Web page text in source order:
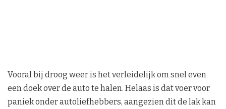
Vooral bij droog weer is het verleidelijk om snel even
een doek over de auto te halen. Helaas is dat voer voor
paniek onder autoliefhebbers, aangezien dit de lak kan